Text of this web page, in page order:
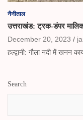
नैनीताल
उत्तराखंड: ट्रक-डंपर
December 20, 2023
हल्द्वानी: गौला नदी में खनन
Search